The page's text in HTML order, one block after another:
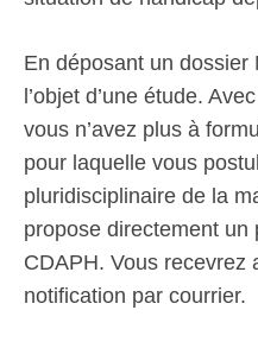
En déposant un
l’objet d’une étude.
vous n’avez plus à
pour laquelle vous
pluridisciplinaire de la
propose directement
CDAPH. Vous recevrez
notification par courrier.